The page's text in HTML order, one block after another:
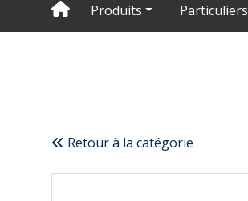
Produits Particuliers
Retour à la catégorie